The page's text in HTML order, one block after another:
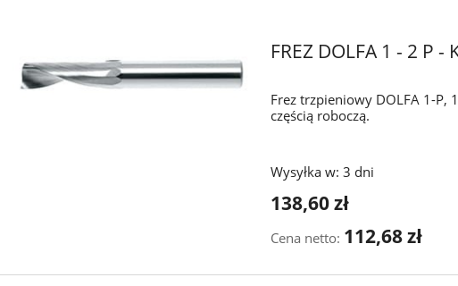
FREZ DOLFA 1 - 2 P -
Frez trzpieniowy DOLFA 1-P,
częścią roboczą.
Wysyłka w: 3 dni
138,60 zł
Cena netto: 112,68 zł